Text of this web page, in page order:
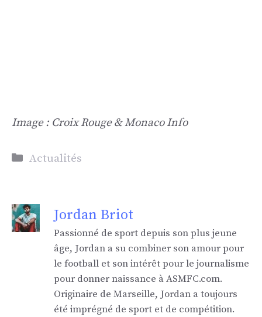
Image : Croix Rouge & Monaco Info
Catégories
Actualités
Jordan Briot
Passionné de sport depuis son plus jeune
âge, Jordan a su combiner son amour pour
le football et son intérêt pour le journalisme
pour donner naissance à ASMFC.com.
Originaire de Marseille, Jordan a toujours
été imprégné de sport et de compétition.